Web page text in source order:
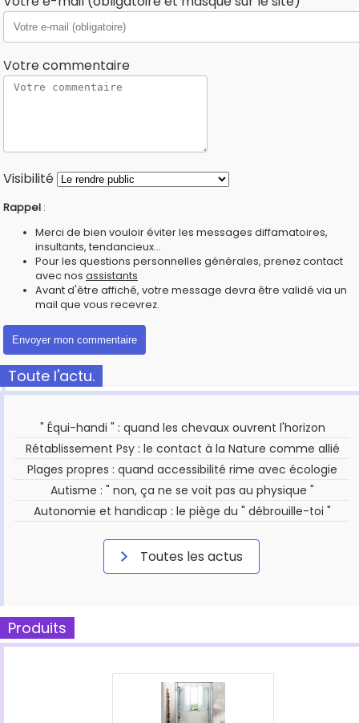
Votre commentaire
Visibilité
Rappel :
Merci de bien vouloir éviter les messages diffamatoires,
insultants, tendancieux...
Pour les questions personnelles générales, prenez contact
avec nos assistants
Avant d'être affiché, votre message devra être validé via un
mail que vous recevrez.
Toute l'actu.
" Équi-handi " : quand les chevaux ouvrent l'horizon
Rétablissement Psy : le contact à la Nature comme allié
Plages propres : quand accessibilité rime avec écologie
Autisme : " non, ça ne se voit pas au physique "
Autonomie et handicap : le piège du " débrouille-toi "
Toutes les actus
Produits